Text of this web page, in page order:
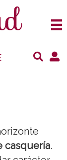
casquería.